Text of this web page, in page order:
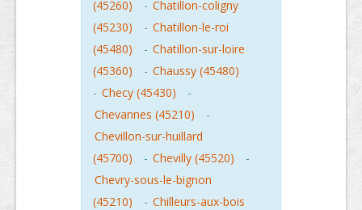
(45260) - Chatillon-coligny
(45230)
- Chatillon-le-roi
(45480)
- Chatillon-sur-loire
(45360)
- Chaussy (45480)
- Checy (45430)
-
Chevannes (45210)
-
Chevillon-sur-huillard
(45700)
- Chevilly (45520)
-
Chevry-sous-le-bignon
(45210)
- Chilleurs-aux-bois